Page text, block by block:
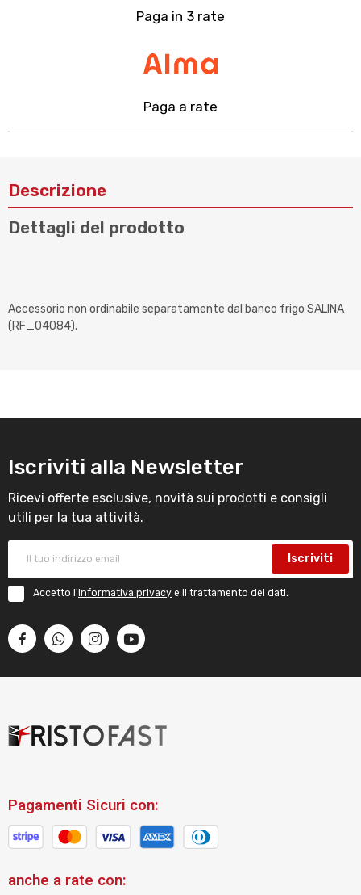
Paga in 3 rate
Paga a rate
Descrizione
Dettagli del prodotto
Accessorio non ordinabile separatamente dal banco frigo SALINA
(RF_04084).
Iscriviti alla Newsletter
Ricevi offerte esclusive, novità sui prodotti e consigli
utili per la tua attività.
Iscriviti
Accetto l'informativa privacy e il trattamento dei dati.
Pagamenti Sicuri con:
anche a rate con: